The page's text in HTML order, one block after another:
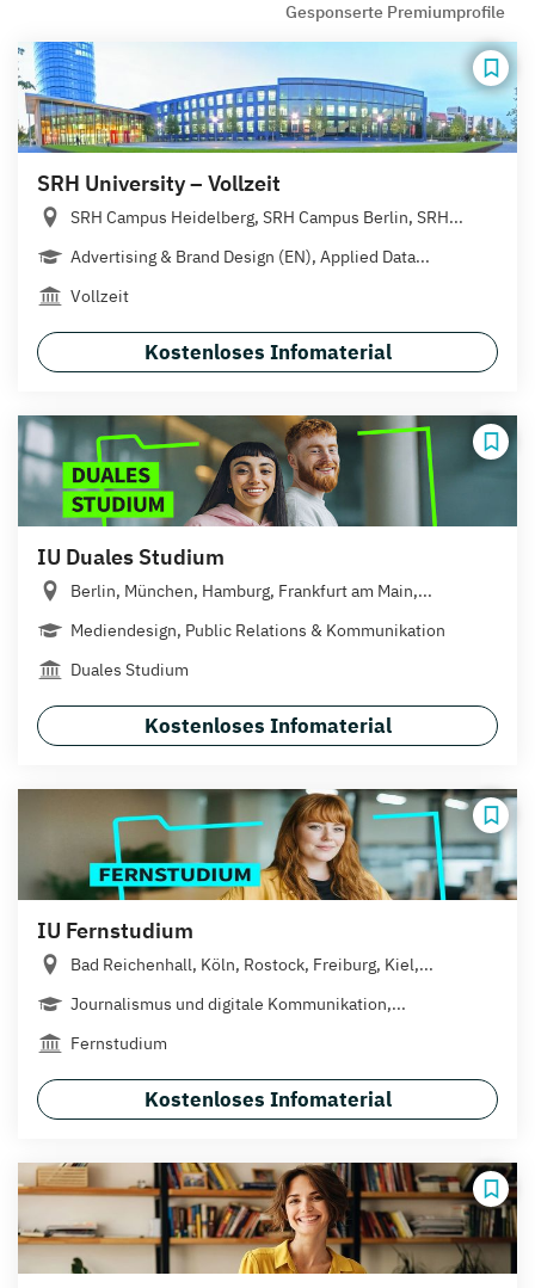
Gesponserte Premiumprofile
SRH University – Vollzeit
SRH Campus Heidelberg, SRH Campus Berlin, SRH...
Advertising & Brand Design (EN), Applied Data...
Vollzeit
Kostenloses Infomaterial
IU Duales Studium
Berlin, München, Hamburg, Frankfurt am Main,...
Mediendesign, Public Relations & Kommunikation
Duales Studium
Kostenloses Infomaterial
IU Fernstudium
Bad Reichenhall, Köln, Rostock, Freiburg, Kiel,...
Journalismus und digitale Kommunikation,...
Fernstudium
Kostenloses Infomaterial